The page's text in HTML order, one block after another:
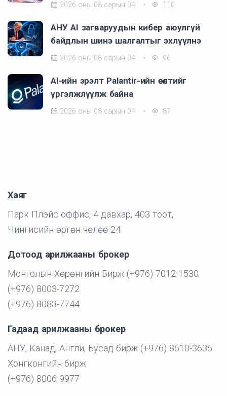
2026 оны 08 сарын 04 110
АНУ AI загваруудын кибер аюулгүй
байдлын шинэ шалгалтыг эхлүүлнэ
2026 оны 08 сарын 04 96
AI-ийн эрэлт Palantir-ийн өсөлтийг
үргэлжлүүлж байна
2026 оны 08 сарын 04 87
Хаяг
Парк Плэйс оффис, 4 давхар, 403 тоот,
Чингисийн өргөн чөлөө-24
Дотоод арилжааны брокер
Монголын Хөрөнгийн Бирж (+976) 7012-1530
(+976) 8003-7272
(+976) 8083-7744
Гадаад арилжааны брокер
АНУ, Канад, Англи, Бусад бирж (+976) 8610-3636
Хонгконгийн бирж
(+976) 8006-9977